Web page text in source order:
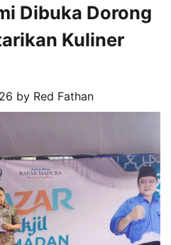
Dibuka Dorong
Kuliner
by Red Fathan